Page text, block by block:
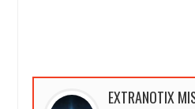
EXTRANOTIX